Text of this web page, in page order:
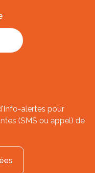
alertes pour
(SMS ou appel) de